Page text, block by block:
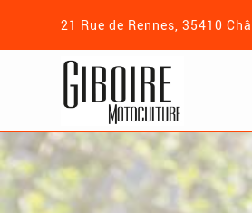
21 Rue de Rennes, 35410